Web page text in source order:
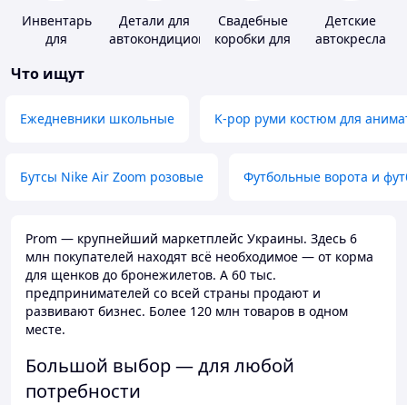
Инвентарь
для
Детали для
автокондиционеров
Свадебные
коробки для
Детские
автокресла
Что ищут
Ежедневники школьные K-pop руми костюм для
Бутсы Nike Air Zoom розовые Футбольные ворота и
Prom — крупнейший маркетплейс Украины. Здесь 6
млн покупателей находят всё необходимое — от корма
для щенков до бронежилетов. А 60 тыс.
предпринимателей со всей страны продают и
развивают бизнес. Более 120 млн товаров в одном
месте.
Большой выбор — для любой
потребности